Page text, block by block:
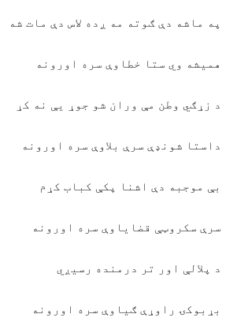
په ماشه دې ګوته مه ږده لاس دې مات شه
هميشه وي ستا خطاوې سره اورونه
د زړګي وطن مې وران شو جوړ يې نه کړ
داستا شونډې سرې بلاوې سره اورونه
بې موجبه دې اشنا پکې کباب کړم
سرې سکروټې قضاياوې سره اورونه
د پلالې اور تر درمنده رسيږي
بړبوکۍ راوړې ګياوې سره اورونه